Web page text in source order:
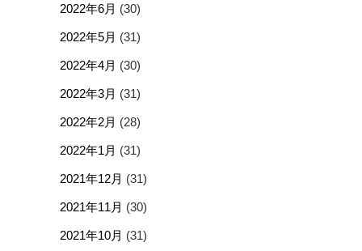
2022年6月 (30)
2022年5月 (31)
2022年4月 (30)
2022年3月 (31)
2022年2月 (28)
2022年1月 (31)
2021年12月 (31)
2021年11月 (30)
2021年10月 (31)